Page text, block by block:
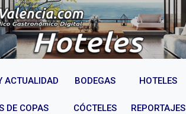
ACTUALIDAD BODEGAS HOTELES
DE COPAS CÓCTELES REPORTAJES